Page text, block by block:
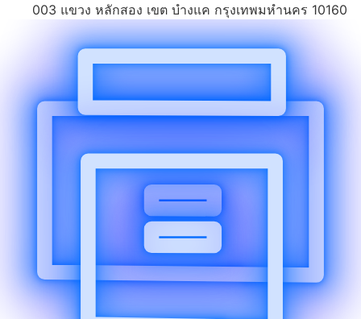
003 แขวง หลักสอง เขต บำงแค กรุงเทพมหำนคร 10160